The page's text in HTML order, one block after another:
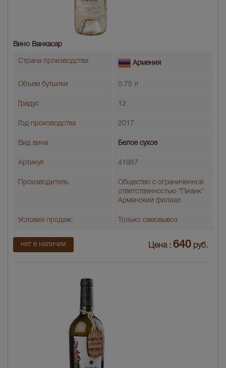
Вино Ванкасар
Страна производства Армения
Объем бутылки 0.75 л
Градус 12
Год производства 2017
Вид вина Белое сухое
Артикул 41987
Производитель
Общество с ограниченной
ответственностью "Пианк"
Армянский филиал
Условия продаж: Только самовывоз
нет в наличии Цена : 640 руб.